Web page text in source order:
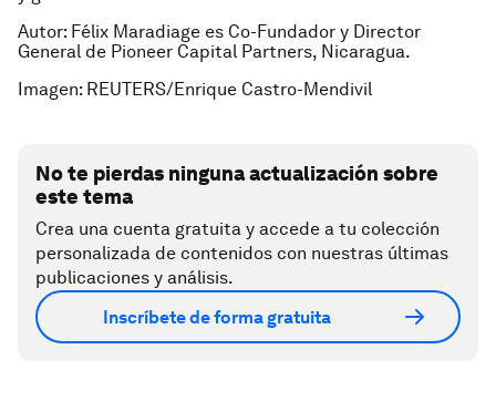
Autor: Félix Maradiage es Co-Fundador y Director
General de Pioneer Capital Partners, Nicaragua.
Imagen: REUTERS/Enrique Castro-Mendivil
No te pierdas ninguna actualización sobre
este tema
Crea una cuenta gratuita y accede a tu colección
personalizada de contenidos con nuestras últimas
publicaciones y análisis.
Inscríbete de forma gratuita